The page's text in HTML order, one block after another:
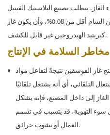
يتطلب تصنيع البلاستيك الفينيل
الحفاظ على نسبة غاز الفوسفين السام أقل من 0.08%، وأن يكون غاز
كبريتيد الهيدروجين غير قابل للكشف.
مخاطر السلامة في الإنتاج
غاز الفوسفين نتيجةً لتفاعل مواد
التلقائي، أي أنه يشتعل تلقائيًا
إلى داخل المصنع، فإنه يشكل
سوء التهوية، قد يتسبب في تسمم
العمال أو نشوب حرائق.